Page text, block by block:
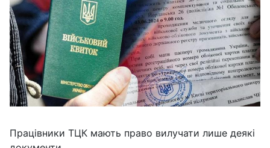
Працівники ТЦК мають право вилучати лише деякі